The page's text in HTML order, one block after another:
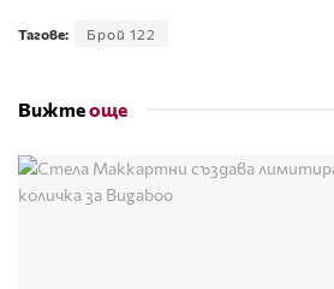
Тагове: Брой 122
Вижтеоще